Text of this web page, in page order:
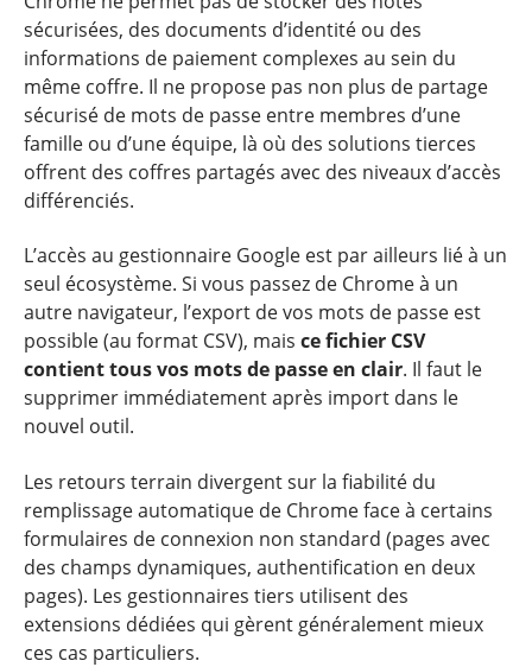
sécurisées, des documents d’identité ou des
informations de paiement complexes au sein du
même coffre. Il ne propose pas non plus de partage
sécurisé de mots de passe entre membres d’une
famille ou d’une équipe, là où des solutions tierces
offrent des coffres partagés avec des niveaux d’accès
différenciés.
L’accès au gestionnaire Google est par ailleurs lié à un
seul écosystème. Si vous passez de Chrome à un
autre navigateur, l’export de vos mots de passe est
possible (au format CSV), mais ce fichier CSV
contient tous vos mots de passe en clair. Il faut le
supprimer immédiatement après import dans le
nouvel outil.
Les retours terrain divergent sur la fiabilité du
remplissage automatique de Chrome face à certains
formulaires de connexion non standard (pages avec
des champs dynamiques, authentification en deux
pages). Les gestionnaires tiers utilisent des
extensions dédiées qui gèrent généralement mieux
ces cas particuliers.